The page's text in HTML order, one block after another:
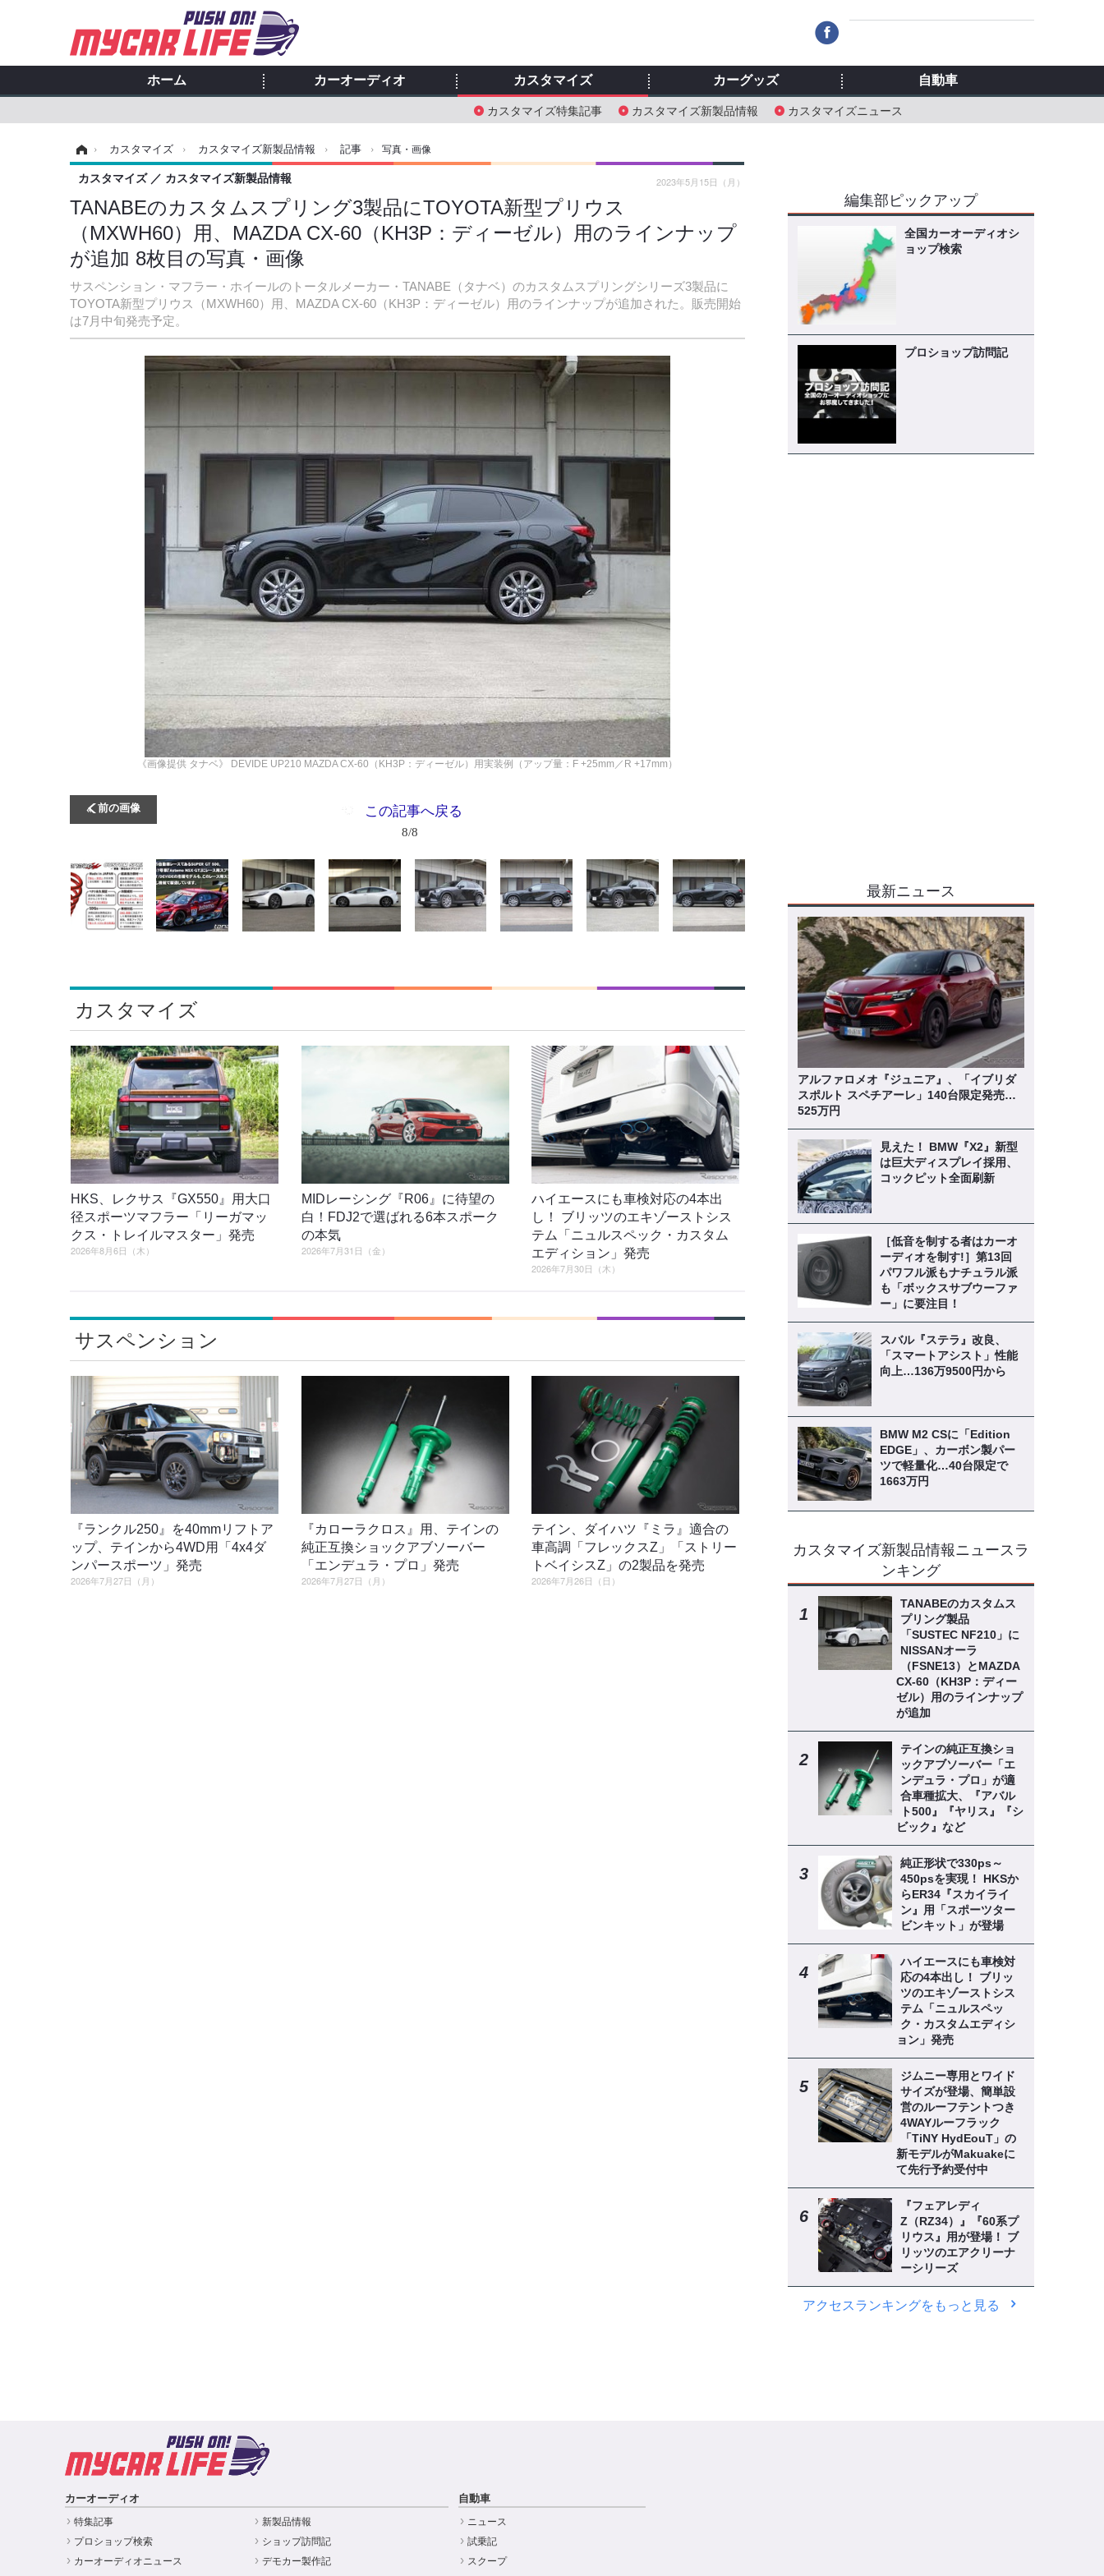
ホーム カーオーディオ カスタマイズ
カスタマイズ特集記事 カスタマイズ新製品情報 カスタマイズニュース
カーグッズ 自動車
› カスタマイズ › カスタマイズ新製品情報 › 記事 › 写真・画像
TANABEのカスタムスプリング3製品にTOYOTA新型プリウス
（MXWH60）用、MAZDA CX-60（KH3P：ディーゼル）用のラインナップ
が追加 8枚目の写真・画像
サスペンション・マフラー・ホイールのトータルメーカー・TANABE（タナベ）のカスタムスプリングシリーズ3製品に
TOYOTA新型プリウス（MXWH60）用、MAZDA CX-60（KH3P：ディーゼル）用のラインナップが追加された。販売開始
は7月中旬発売予定。
カスタマイズ カスタマイズ新製品情報 2023年5月15日（月）
《画像提供 タナベ》 DEVIDE UP210 MAZDA CX-60（KH3P：ディーゼル）用実装例（アップ量：F +25mm／R +17mm）
前の画像 この記事へ戻る
8/8
カスタマイズ
HKS、レクサス『GX550』用大口
径スポーツマフラー「リーガマッ
クス・トレイルマスター」発売
2026年8月6日（木）
MIDレーシング『R06』に待望の
白！FDJ2で選ばれる6本スポーク
の本気
2026年7月31日（金）
ハイエースにも車検対応の4本出
し！ ブリッツのエキゾーストシス
テム「ニュルスペック・カスタム
エディション」発売
2026年7月30日（木）
サスペンション
『ランクル250』を40mmリフトア
ップ、テインから4WD用「4x4ダ
ンパースポーツ」発売
2026年7月27日（月）
『カローラクロス』用、テインの
純正互換ショックアブソーバー
「エンデュラ・プロ」発売
2026年7月27日（月）
テイン、ダイハツ『ミラ』適合の
車高調「フレックスZ」「ストリー
トベイシスZ」の2製品を発売
2026年7月26日（日）
編集部ピックアップ
全国カーオーディオシ
ョップ検索
プロショップ訪問記
最新ニュース
アルファロメオ『ジュニア』、「イブリダ
スポルト スペチアーレ」140台限定発売…
525万円
見えた！ BMW『X2』新型
は巨大ディスプレイ採用、
コックピット全面刷新
［低音を制する者はカーオ
ーディオを制す!］第13回
パワフル派もナチュラル派
も「ボックスサブウーファ
ー」に要注目！
スバル『ステラ』改良、
「スマートアシスト」性能
向上…136万9500円から
BMW M2 CSに「Edition
EDGE」、カーボン製パー
ツで軽量化…40台限定で
1663万円
カスタマイズ新製品情報ニュースラ
ンキング
TANABEのカスタムス
プリング製品
「SUSTEC NF210」に
NISSANオーラ
（FSNE13）とMAZDA
CX-60（KH3P：ディー
ゼル）用のラインナップ
が追加
テインの純正互換ショ
ックアブソーバー「エ
ンデュラ・プロ」が適
合車種拡大、『アバル
ト500』『ヤリス』『シ
ビック』など
純正形状で330ps～
450psを実現！ HKSか
らER34『スカイライ
ン』用「スポーツター
ビンキット」が登場
ハイエースにも車検対
応の4本出し！ ブリッ
ツのエキゾーストシス
テム「ニュルスペッ
ク・カスタムエディシ
ョン」発売
ジムニー専用とワイド
サイズが登場、簡単設
営のルーフテントつき
4WAYルーフラック
「TiNY HydEouT」の
新モデルがMakuakeに
て先行予約受付中
『フェアレディ
Z（RZ34）』『60系プ
リウス』用が登場！ ブ
リッツのエアクリーナ
ーシリーズ
アクセスランキングをもっと見る
カーオーディオ
特集記事
新製品情報
プロショップ検索
ショップ訪問記
カーオーディオニュース
デモカー製作記
自動車
ニュース
試乗記
スクープ